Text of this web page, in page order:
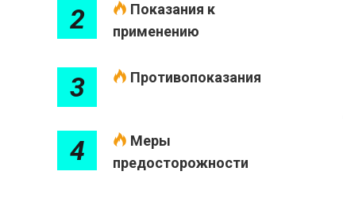
2
Показания к
применению
3 Противопоказания
4
Меры
предосторожности